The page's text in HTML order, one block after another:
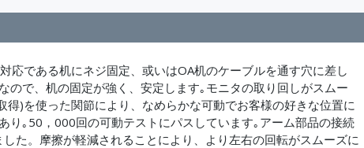
応である机にネジ固定、或いはOA机のケーブルを通す穴に差し
で、机の固定が強く、安定します｡モニタの取り回しがスムー
)を使った関節により、なめらかな可動でお客様の好きな位置に
り｡50，000回の可動テストにパスしています｡アーム部品の接続
た。摩擦が軽減されることにより、より左右の回転がスムーズに